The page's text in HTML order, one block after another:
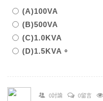
(A)100VA
(B)500VA
(C)1.0KVA
(D)1.5KVA。
0討論 0留言